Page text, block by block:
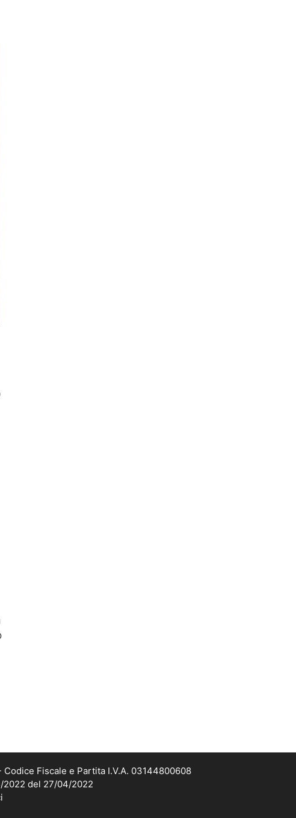
Fiscale e Partita I.V.A. 03144800608
2022 del 27/04/2022